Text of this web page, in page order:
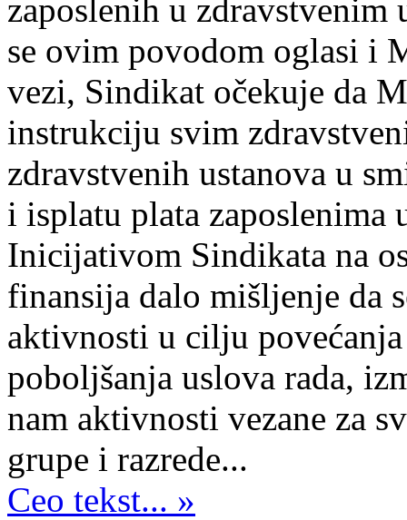
zaposlenih u zdravstvenim
se ovim povodom oglasi i
vezi, Sindikat očekuje da
instrukciju svim
zdravstvenih ustanova u
i isplatu plata zaposlenima
Inicijativom Sindikata na
finansija dalo mišlјenje da
aktivnosti u cilјu
pobolјšanja uslova rada,
nam aktivnosti vezane za
grupe i razrede...
Ceo tekst... »